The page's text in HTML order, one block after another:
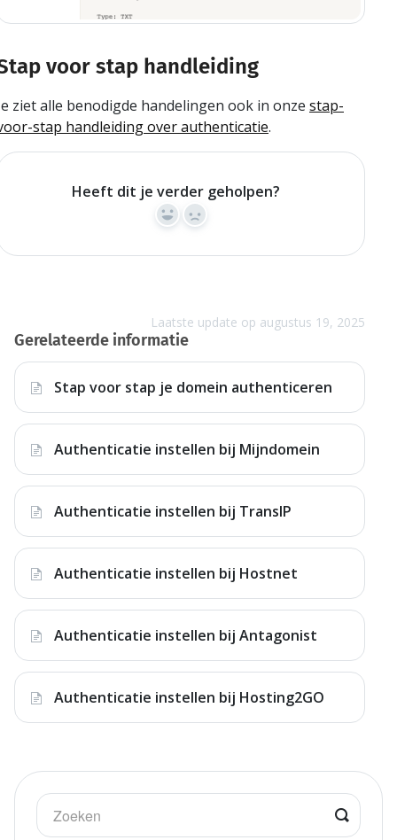
voor stap handleiding
ziet alle benodigde handelingen ook in onze stap-
stap handleiding over authenticatie.
Heeft dit je verder geholpen?
Yes No
Laatste update op augustus 19, 2025
Gerelateerde informatie
Stap voor stap je domein authenticeren
Authenticatie instellen bij Mijndomein
Authenticatie instellen bij TransIP
Authenticatie instellen bij Hostnet
Authenticatie instellen bij Antagonist
Authenticatie instellen bij Hosting2GO